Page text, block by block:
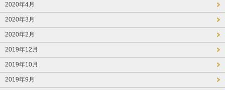
2020年4月
2020年3月
2020年2月
2019年12月
2019年10月
2019年9月